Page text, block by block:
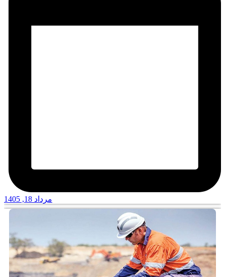
مرداد 18, 1405